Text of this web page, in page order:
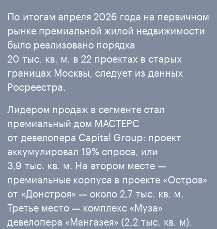
По итогам апреля 2026 года на первичном
рынке премиальной жилой недвижимости
было реализовано порядка
20 тыс. кв. м. в 22 проектах в старых
границах Москвы, следует из данных
Росреестра.
Лидером продаж в сегменте стал
премиальный дом МАСТЕРС
от девелопера Capital Group: проект
аккумулировал 19% спроса, или
3,9 тыс. кв. м. На втором месте —
премиальные корпуса в проекте «Остров»
от «Донстроя» — около 2,7 тыс. кв. м.
Третье место — комплекс «Муза»
девелопера «Мангазея» (2,2 тыс. кв. м).